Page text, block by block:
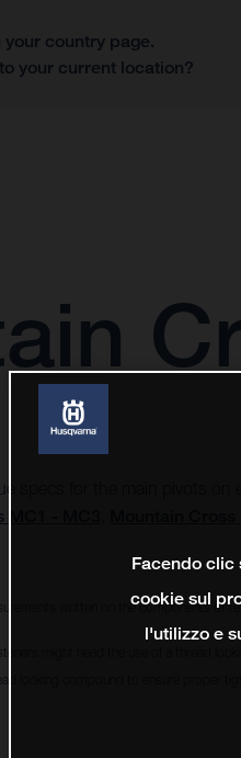
country page.
your current location?
specs for the main pivots
- MC3
written on the components or
might need the use of a thread
locking compound to ensure proper
Facendo clic
cookie sul
l'utilizzo e